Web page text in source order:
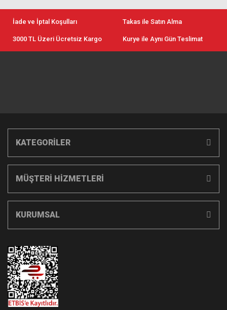
İade ve İptal Koşulları Takas ile Satın Alma
3000 TL Üzeri Ücretsiz Kargo Kurye ile Aynı Gün Teslimat
KATEGORİLER
MÜŞTERİ HİZMETLERİ
KURUMSAL